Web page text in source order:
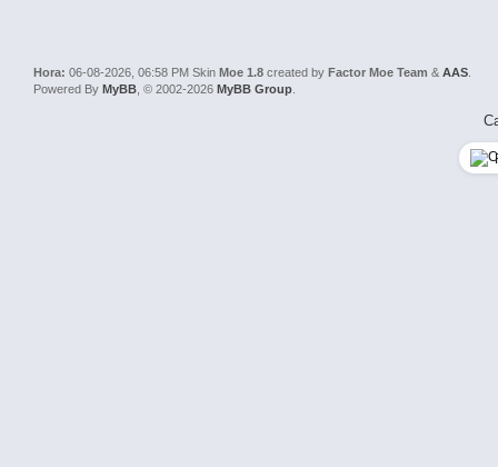
Hora: 06-08-2026, 06:58 PMSkin Moe 1.8 created by Factor Moe Team &AAS
Powered By MyBB , © 2002-2026 MyBB Group